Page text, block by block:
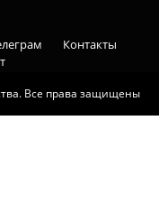
Все права защищены
Контакты